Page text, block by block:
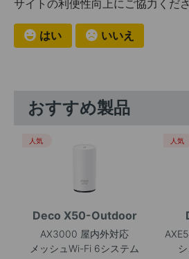
サイトの利便性向上にご協力くださ
はい いいえ
おすすめ製品
Deco X50-Outdoor
AX3000 屋内外対応
メッシュWi-Fi 6システム
人気 人気